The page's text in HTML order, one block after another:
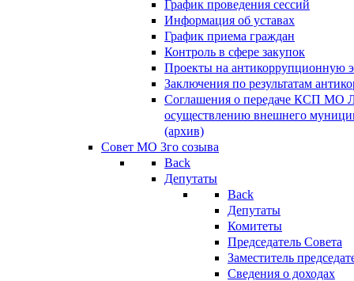
График проведения сессий
Информация об уставах
График приема граждан
Контроль в сфере закупок
Проекты на антикоррупционную
Заключения по результатам
Соглашения о передаче КСП МО
осуществлению внешнего
(архив)
Совет МО 3го созыва
Back
Депутаты
Back
Депутаты
Комитеты
Председатель Совета
Заместитель
Сведения о доходах